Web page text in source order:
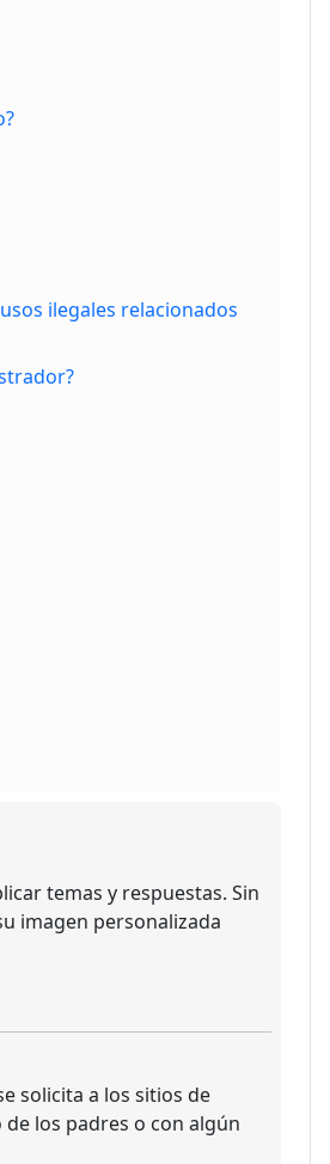
ilegales relacionados
temas y respuestas. Sin
imagen personalizada
solicita a los sitios de
los padres o con algún